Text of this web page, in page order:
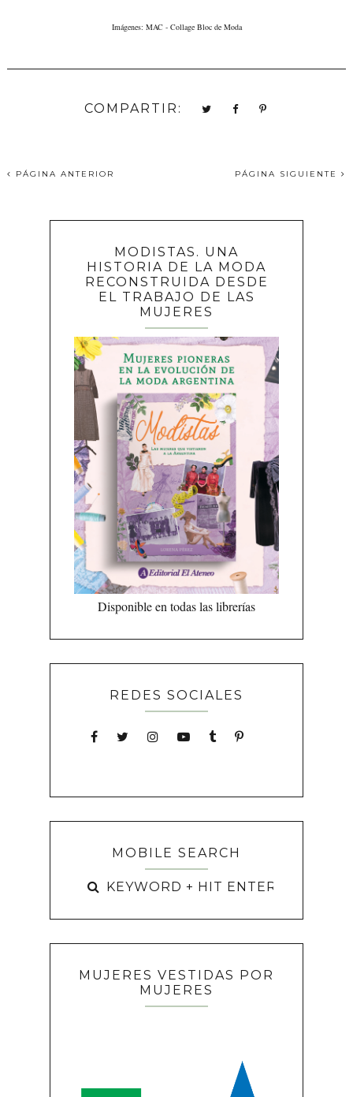
Imágenes: MAC - Collage Bloc de Moda
COMPARTIR:
PÁGINA ANTERIOR PÁGINA SIGUIENTE
MODISTAS. UNA
HISTORIA DE LA MODA
RECONSTRUIDA DESDE
EL TRABAJO DE LAS
MUJERES
Disponible en todas las librerías
REDES SOCIALES
MOBILE SEARCH
MUJERES VESTIDAS POR
MUJERES